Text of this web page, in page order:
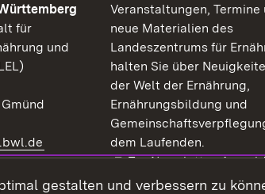
für
und
in neuem Fenster)
(Öffnet in neuem Fenster)
neuem Fenster)
Veranstaltungen, Termine
neue Materialien des
Landeszentrums für
halten Sie über
der Welt der Ernährung,
Ernährungsbildung und
dem Laufenden.
Extern:
Zur Newsletter-
Newsletter-Archiv
gestalten und verbessern zu